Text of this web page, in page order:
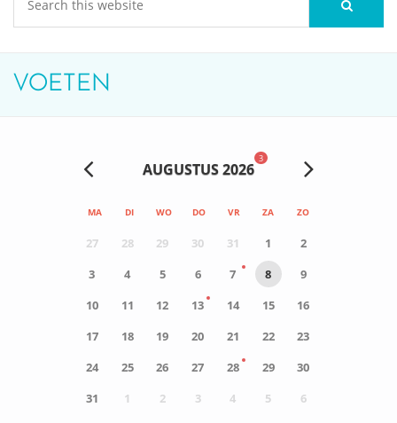
VOETEN
AUGUSTUS 2026
3
MA DI WO DO VR ZA ZO
27 28 29 30 31 1
2
3
4 5 6 7 8
9
10
11 12 13 14 15
16
17
18 19 20 21 22
23
24
25 26 27 28 29
30
31
1 2 3 4 5 6